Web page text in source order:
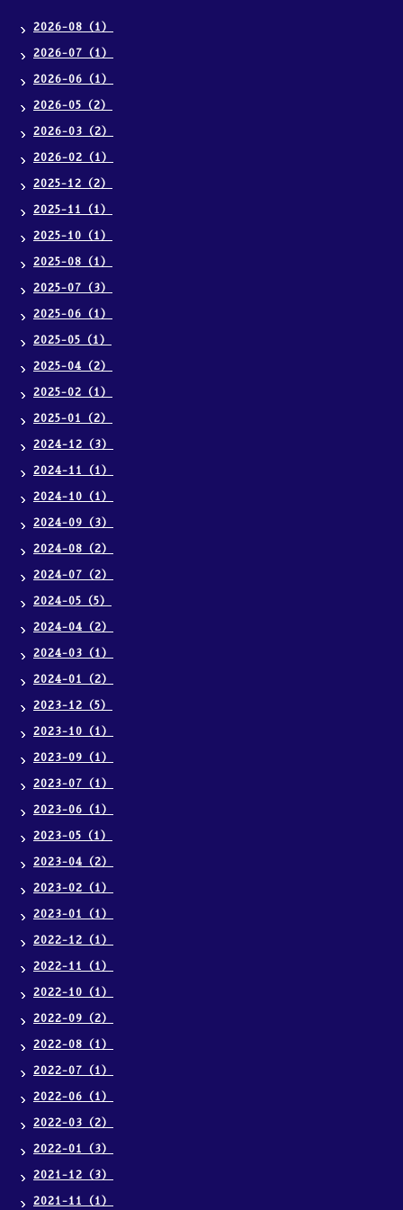
2026-08（1）
2026-07（1）
2026-06（1）
2026-05（2）
2026-03（2）
2026-02（1）
2025-12（2）
2025-11（1）
2025-10（1）
2025-08（1）
2025-07（3）
2025-06（1）
2025-05（1）
2025-04（2）
2025-02（1）
2025-01（2）
2024-12（3）
2024-11（1）
2024-10（1）
2024-09（3）
2024-08（2）
2024-07（2）
2024-05（5）
2024-04（2）
2024-03（1）
2024-01（2）
2023-12（5）
2023-10（1）
2023-09（1）
2023-07（1）
2023-06（1）
2023-05（1）
2023-04（2）
2023-02（1）
2023-01（1）
2022-12（1）
2022-11（1）
2022-10（1）
2022-09（2）
2022-08（1）
2022-07（1）
2022-06（1）
2022-03（2）
2022-01（3）
2021-12（3）
2021-11（1）